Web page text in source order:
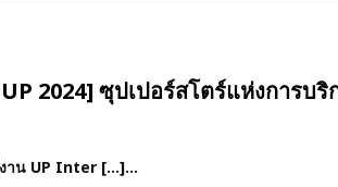
2024] ซุปเปอร์สโตร์แห่งการบริ
าน UP Inter […]...